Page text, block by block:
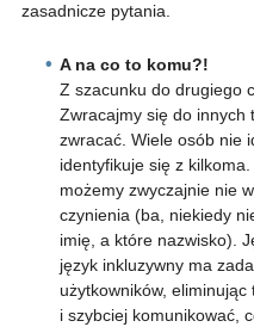
zasadnicze pytania.
A na co to komu?!
Z szacunku do drugiego
Zwracajmy się do innych
zwracać. Wiele osób nie
identyfikuje się z
możemy zwyczajnie nie
czynienia (ba, niekiedy
imię, a które nazwisko).
język inkluzywny ma
użytkowników,
i szybciej komunikować,